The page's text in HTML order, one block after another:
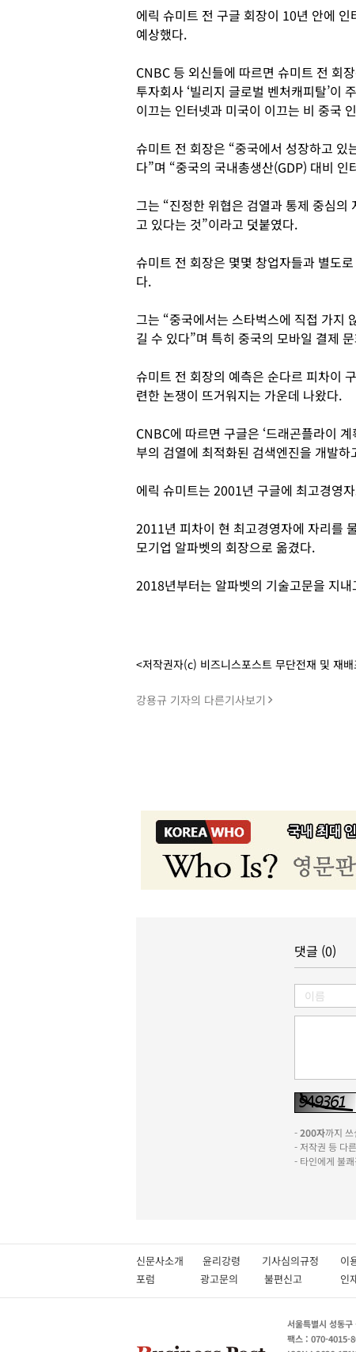
에릭 슈미트 전 구글 회장이 10년 안에
예상했다.
CNBC 등 외신들에 따르면 슈미트 전 회
투자회사 ‘빌리지 글로벌 벤처캐피탈’이
이끄는 인터넷과 미국이 이끄는 비 중국
슈미트 전 회장은 “중국에서 성장하고
다”며 “중국의 국내총생산(GDP) 대비
그는 “진정한 위협은 검열과 통제 중심
고 있다는 것”이라고 덧붙였다.
슈미트 전 회장은 몇몇 창업자들과 별도
다.
그는 “중국에서는 스타벅스에 직접 가지
길 수 있다”며 특히 중국의 모바일 결제
슈미트 전 회장의 예측은 순다르 피차이
련한 논쟁이 뜨거워지는 가운데 나왔다.
CNBC에 따르면 구글은 ‘드래곤플라이
부의 검열에 최적화된 검색엔진을 개발하
에릭 슈미트는 2001년 구글에 최고경영
2011년 피차이 현 최고경영자에 자리를
모기업 알파벳의 회장으로 옮겼다.
2018년부터는 알파벳의 기술고문을 지
<저작권자(c) 비즈니스포스트 무단전재 및 재
강용규 기자의 다른기사보기
댓글 (0)
-200자까지
- 저작권 등 다
- 타인에게 불
신문사소개 윤리강령 기사심의규정 이
포럼
광고문의 불편신고
서울특별시 성동
팩스 : 070-4015-